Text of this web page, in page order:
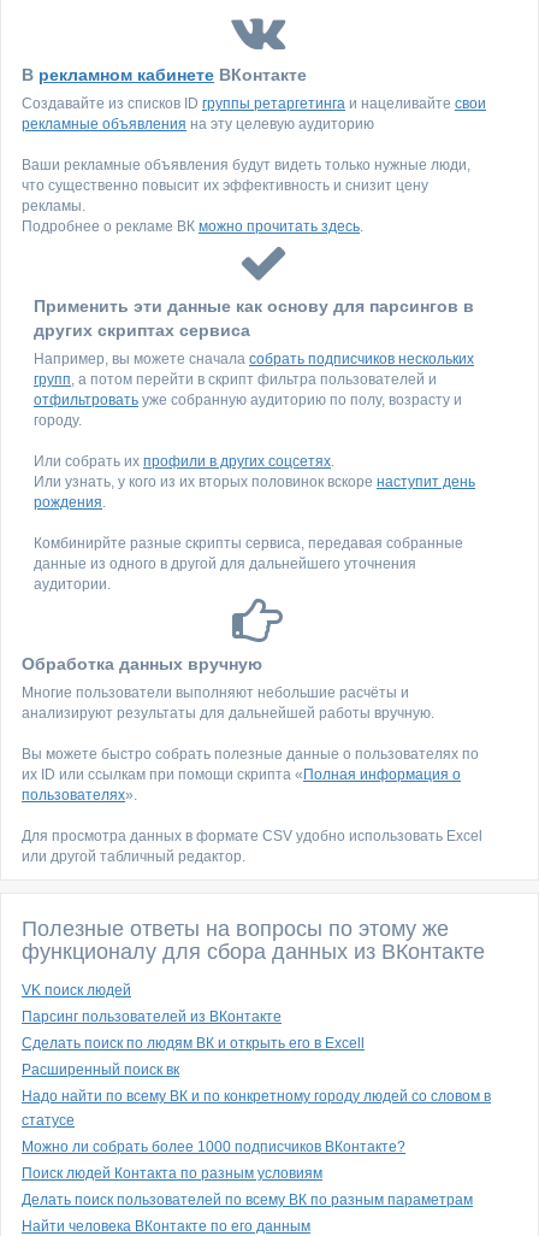
В рекламном кабинете ВКонтакте
Создавайте из списков ID группы ретаргетинга и нацеливайте свои
рекламные объявления на эту целевую аудиторию
Ваши рекламные объявления будут видеть только нужные люди,
что существенно повысит их эффективность и снизит цену
рекламы.
Подробнее о рекламе ВК можно прочитать здесь.
Применить эти данные как основу для парсингов в
других скриптах сервиса
Например, вы можете сначала собрать подписчиков нескольких
групп, а потом перейти в скрипт фильтра пользователей и
отфильтровать уже собранную аудиторию по полу, возрасту и
городу.
Или собрать их профили в других соцсетях.
Или узнать, у кого из их вторых половинок вскоре наступит день
рождения.
Комбинирйте разные скрипты сервиса, передавая собранные
данные из одного в другой для дальнейшего уточнения
аудитории.
Обработка данных вручную
Многие пользователи выполняют небольшие расчёты и
анализируют результаты для дальнейшей работы вручную.
Вы можете быстро собрать полезные данные о пользователях по
их ID или ссылкам при помощи скрипта « Полная информация о
пользователях».
Для просмотра данных в формате CSV удобно использовать Excel
или другой табличный редактор.
Полезные ответы на вопросы по этому же
функционалу для сбора данных из ВКонтакте
VK поиск людей
Парсинг пользователей из ВКонтакте
Сделать поиск по людям ВК и открыть его в Excell
Расширенный поиск вк
Надо найти по всему ВК и по конкретному городу людей со словом в
статусе
Можно ли собрать более 1000 подписчиков ВКонтакте?
Поиск людей Контакта по разным условиям
Делать поиск пользователей по всему ВК по разным параметрам
Найти человека ВКонтакте по его данным